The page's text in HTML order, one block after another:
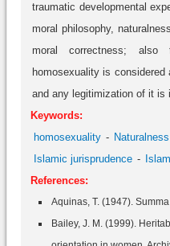
traumatic developmental
moral philosophy,
moral correctness; also
homosexuality is
and any legitimization of it
Keywords:
homosexuality
Naturalness
Islamic jurisprudence
References:
Aquinas, T. (1947).
Bailey, J. M. (1999).